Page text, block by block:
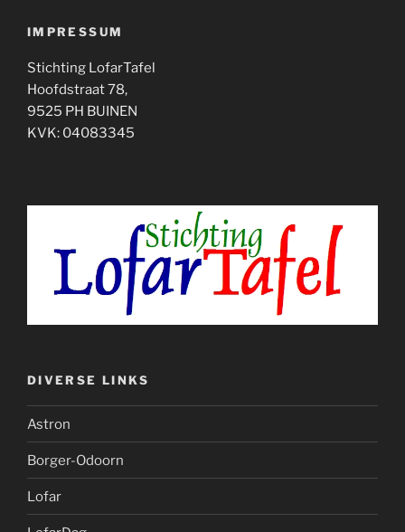
IMPRESSUM
Stichting LofarTafel
Hoofdstraat 78,
9525 PH BUINEN
KVK: 04083345
DIVERSE LINKS
Astron
Borger-Odoorn
Lofar